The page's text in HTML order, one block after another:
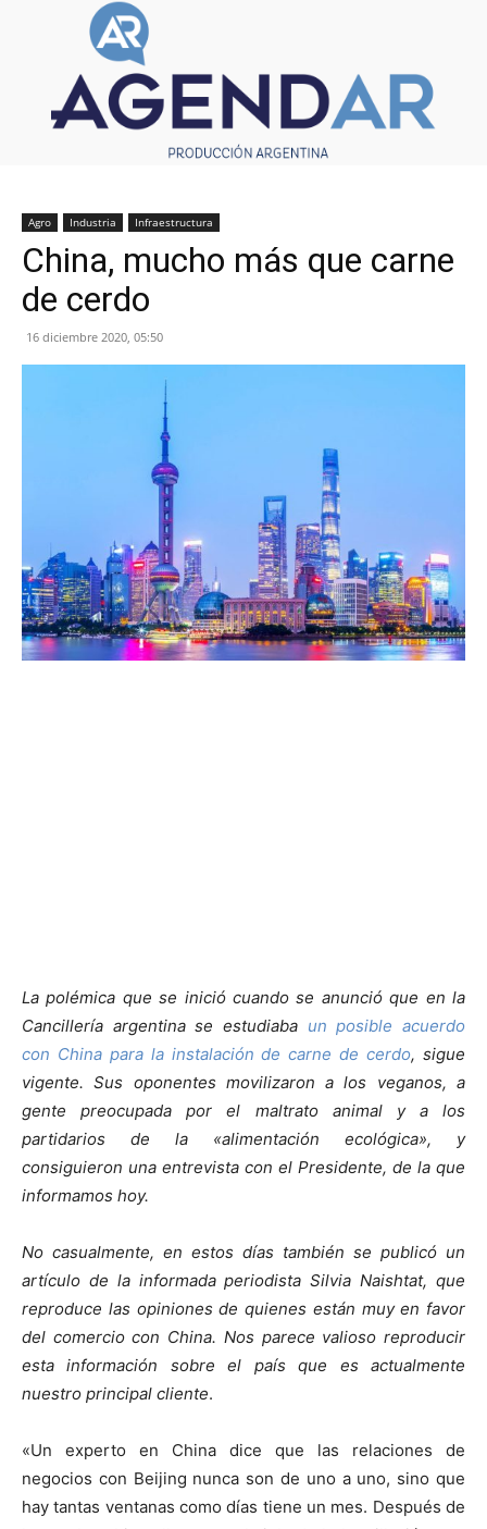
Agro Industria Infraestructura
China, mucho más que carne
de cerdo
16 diciembre 2020, 05:50
La polémica que se inició cuando se anunció que en la
Cancillería argentina se estudiaba un posible acuerdo
con China para la instalación de carne de cerdo, sigue
vigente. Sus oponentes movilizaron a los veganos, a
gente preocupada por el maltrato animal y a los
partidarios de la «alimentación ecológica», y
consiguieron una entrevista con el Presidente, de la que
informamos hoy.
No casualmente, en estos días también se publicó un
artículo de la informada periodista Silvia Naishtat, que
reproduce las opiniones de quienes están muy en favor
del comercio con China. Nos parece valioso reproducir
esta información sobre el país que es actualmente
nuestro principal cliente.
«Un experto en China dice que las relaciones de
negocios con Beijing nunca son de uno a uno, sino que
hay tantas ventanas como días tiene un mes. Después de